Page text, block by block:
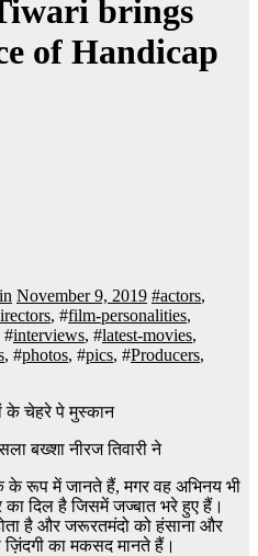
brings
of Handicap
November 9, 2019 #actors,
, #film-personalities,
#interviews, #latest-movies,
, #photos, #pics, #Producers,
के चेहरे पे मुस्कान
बख्शा नीरज तिवारी ने
के रूप में जानते हैं, मगर वह अभिनय भी
दिल है जिसमें जज्बात भरे हुए हैं।
है और जरूरतमंदो को हंसाना और
ज़िंदगी का मकसद मानते हैं।